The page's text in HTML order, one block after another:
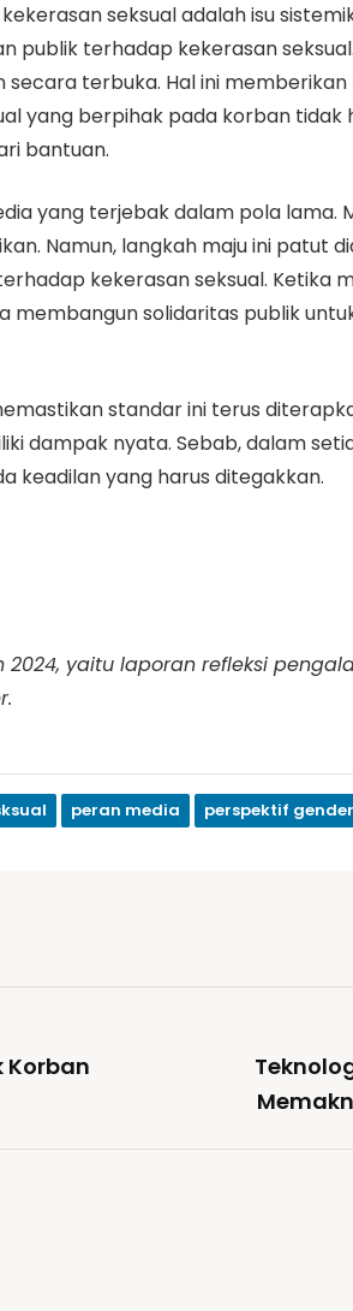
seksual adalah isu
publik terhadap kekerasan
terbuka. Hal ini
yang berpihak pada korban
bantuan.
yang terjebak dalam pola
Namun, langkah maju ini patut
kekerasan seksual. Ketika
membangun solidaritas publik
standar ini terus
dampak nyata. Sebab, dalam
keadilan yang harus ditegakkan.
yaitu laporan refleksi
peran media perspektif
Korban